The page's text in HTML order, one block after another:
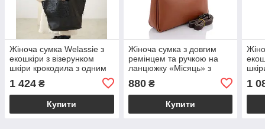
Жіноча сумка Welassie з
екошкіри з візерунком
шкіри крокодила з одним
відділенням чорна "Бріан"
1 424 ₴
Купити
Жіноча сумка з довгим
ремінцем та ручкою на
ланцюжку «Місяць» з
880₴
Купити
1